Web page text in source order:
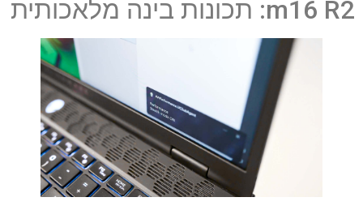
m16 R2: תכונות בינה מלאכותית